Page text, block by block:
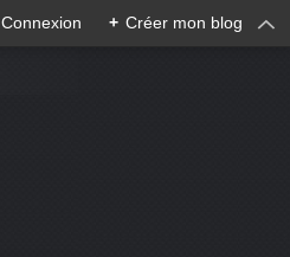
Connexion + Créer mon blog